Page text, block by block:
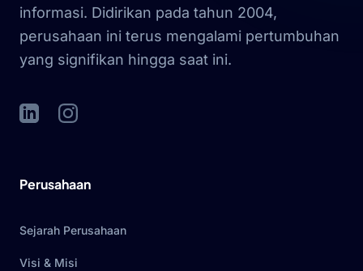
informasi. Didirikan pada tahun 2004,
perusahaan ini terus mengalami pertumbuhan
yang signifikan hingga saat ini.
LinkedInInstagram
Perusahaan
Sejarah Perusahaan
Visi & Misi